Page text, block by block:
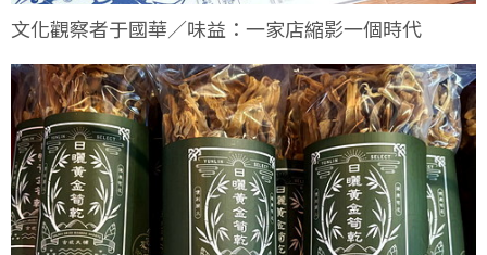
文化觀察者于國華／味益：一家店縮影一個時代